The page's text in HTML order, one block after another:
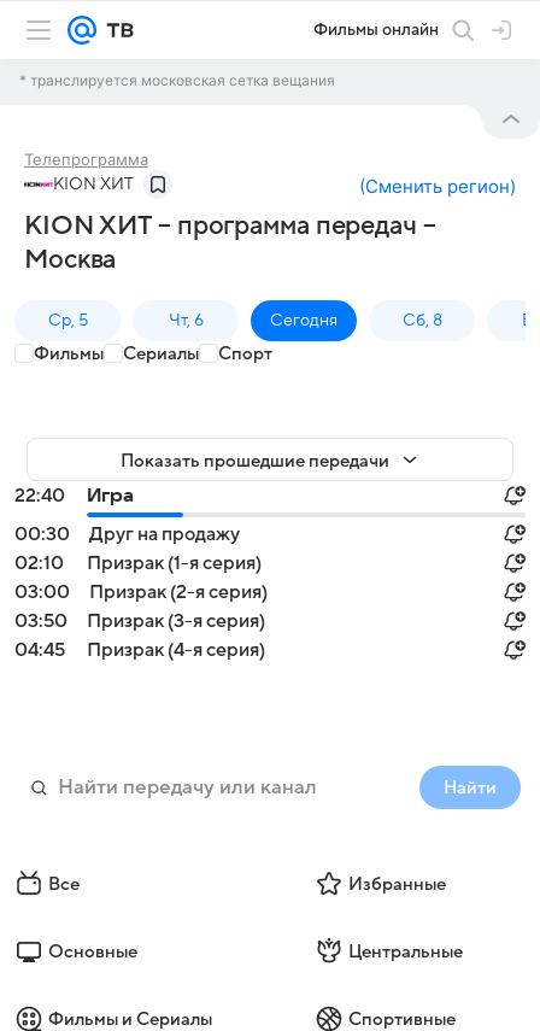
Фильмы онлайн
* транслируется московская сетка вещания
Телепрограмма
KION ХИТ (Сменить регион)
KION ХИТ – программа передач –
Москва
Ср, 5 Чт, 6 Сегодня Сб, 8
Фильмы Сериалы Спорт
Показать прошедшие передачи
22:40
Игра
00:30
Друг на продажу
02:10
Призрак (1-я серия)
03:00
Призрак (2-я серия)
03:50
Призрак (3-я серия)
04:45
Призрак (4-я серия)
Найти
Все Избранные
Основные Центральные
Фильмы и Сериалы Спортивные